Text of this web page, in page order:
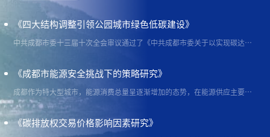
《四大结构调整引领公园城市绿色低碳建设》
中共成都市委十三届十次全会审议通过了《中共成都市委关于以实现碳达峰碳中和目标为引领优化空间产业交通能源结构促进城市绿色低碳发展的决定》（成委发〔2022〕2号）；中共成都市第十四次代表大会强调，要坚定不移推动绿色低碳发展，不断提升城市可持续发展能力。本文通过研究成都市空间、产业、交通、能源四大结构优化调整的背景意义及其与公园城市建设的关系，梳理四大结构优化调整重点，为成都建设践行新发展理念的公园城市示范区提供四大结构优化调整的对策措施建议，也为其他城市绿色低碳转型发展提供参考。
《成都市能源安全挑战下的策略研究》
成都作为特大型城市，能源消费总量呈逐渐增加的态势，在能源供应主要依赖外部输入的背景下，面临着化石能源供需矛盾、能源通道建设不足、可再生能源发展不充分和能源利用效率较低等挑战。本文探讨国内外先进城市在面对能源安全上的处理方式，建议成都市可从灵活改造传统煤电领域、提升新能源的供应占比、加快完善输配体系建设、构建能源储备保障体系、能源消费绿色低碳转型、打造综合智慧能源系统等方面，切实深化落实能源安全。
《碳排放权交易价格影响因素研究》